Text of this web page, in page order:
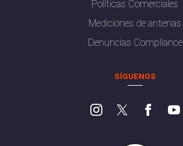
Políticas Comerciales
Mediciones de antenas
Denuncias Compliance
SÍGUENOS